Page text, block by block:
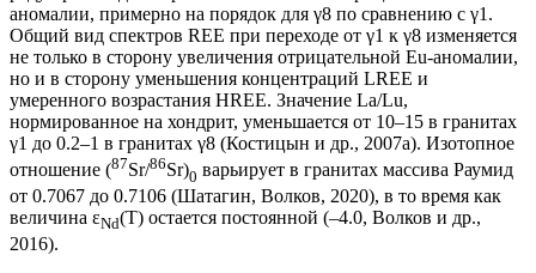
аномалии, примерно на порядок для γ8 по сравнению с γ1.
Общий вид спектров REE при переходе от γ1 к γ8 изменяется
не только в сторону увеличения отрицательной Eu-аномалии,
но и в сторону уменьшения концентраций LREE и
умеренного возрастания HREE. Значение La/Lu,
нормированное на хондрит, уменьшается от 10–15 в гранитах
γ1 до 0.2–1 в гранитах γ8 (Костицын и др., 2007а). Изотопное
отношение (87Sr/86Sr)0 варьирует в гранитах массива Раумид
от 0.7067 до 0.7106 (Шатагин, Волков, 2020), в то время как
величина εNd(T) остается постоянной (–4.0, Волков и др.,
2016).